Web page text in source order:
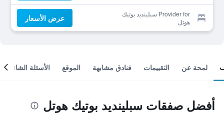
Provider for سبلينديد بوتيك
هوتل
عرض الأسعار
لمحة عن التقييمات فنادق مشابهة الموقع الأسئلة الشائعة
أفضل صفقات سبلينديد بوتيك هوتل